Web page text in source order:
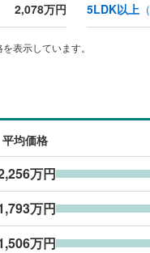
2,078万円 5LDK以上（
表示しています。
平均価格
万円
万円
万円
インクローゼット
キあり
施工・品質・工法関連
震、制震構造
応